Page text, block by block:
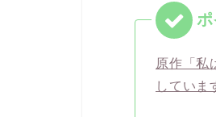
原作「私
していま